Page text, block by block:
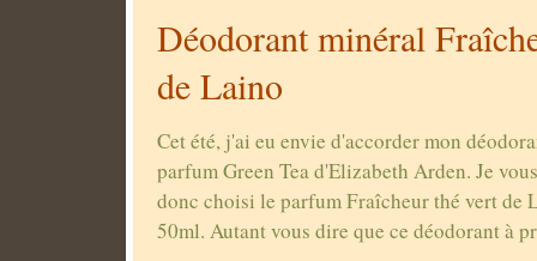
Déodorant minéral
de Laino
Cet été, j'ai eu envie d'accorder mon
parfum Green Tea d'Elizabeth Arden. Je
donc choisi le parfum Fraîcheur thé vert de
50ml. Autant vous dire que ce déodorant à